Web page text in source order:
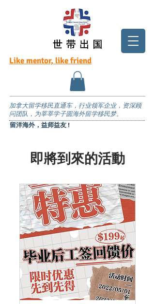
Like mentor, like friend
加拿大留学移民直通车，行业领军企业，资深顾
问团队，为莘莘学子圆海外留学移民梦。
留洋海外，益师益友 !
即將到來的活動